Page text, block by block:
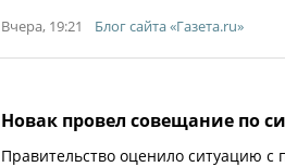
Вчера, 19:21 Блог сайта «Газета.ru»
Новак провел совещание по
Правительство оценило ситуацию с